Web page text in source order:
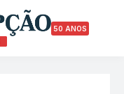
50 ANOS